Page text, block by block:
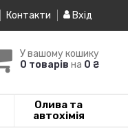
Контакти Вхід
У вашому кошику
0 товарів на 0 ₴
Олива та
автохімія